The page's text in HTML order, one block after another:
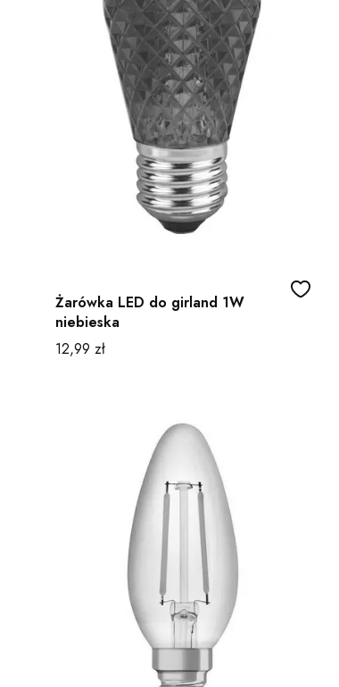
Żarówka LED do girland 1W
niebieska
Cena
12,99 zł